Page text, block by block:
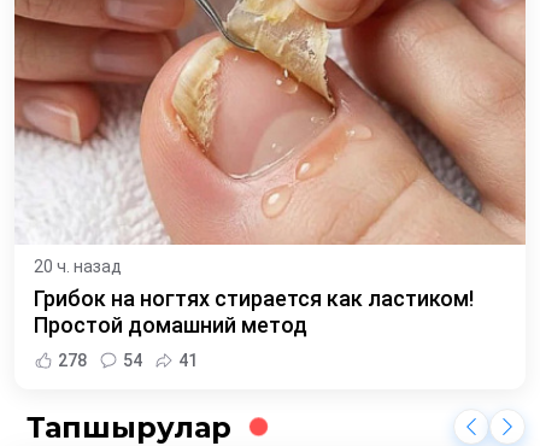
20 ч. назад
Грибок на ногтях стирается как ластиком!
Простой домашний метод
278 54 41
Тапшырулар